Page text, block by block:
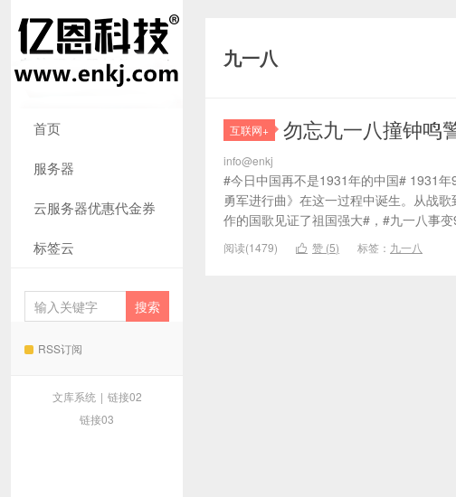
首页
服务器
云服务器优惠代金券
标签云
RSS订阅
文库系统 | 链接02
链接03
九一八
互联网+ 勿忘九一八撞钟鸣
info@enkj
#今日中国再不是1931年的中国# 1931
勇军进行曲》在这一过程中诞生。从战
作的国歌见证了祖国强大#，#九一八事
阅读(1479)  赞 (5) 标签： 九一八